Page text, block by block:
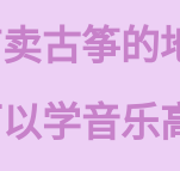
古筝的
学音乐